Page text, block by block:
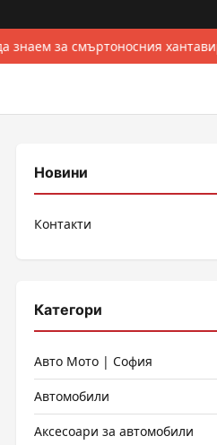
знаем за смъртоносния
Новини
Контакти
Категори
Авто Мото | София
Автомобили
Аксесоари за автомобили